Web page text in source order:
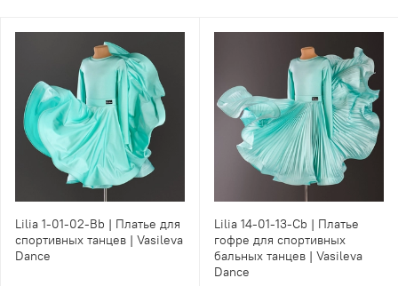
Lilia 1-01-02-Bb | Платье для
спортивных танцев | Vasileva
Dance
Lilia 14-01-13-Cb | Платье
гофре для спортивных
бальных танцев | Vasileva
Dance